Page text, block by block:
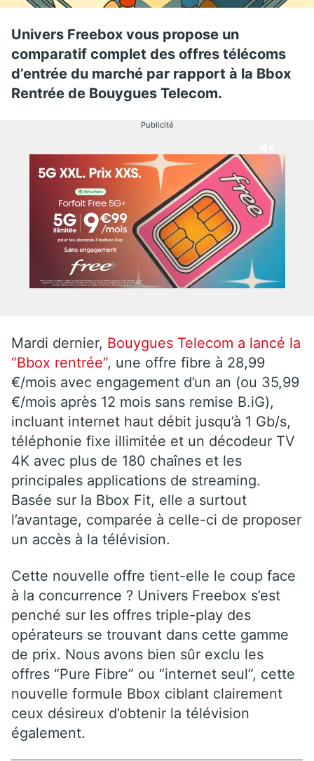
Univers Freebox vous propose un
comparatif complet des offres télécoms
d’entrée du marché par rapport à la Bbox
Rentrée de Bouygues Telecom.
Publicité
Mardi dernier, Bouygues Telecom a lancé la
“Bbox rentrée”, une offre fibre à 28,99
€/mois avec engagement d’un an (ou 35,99
€/mois après 12 mois sans remise B.iG),
incluant internet haut débit jusqu’à 1 Gb/s,
téléphonie fixe illimitée et un décodeur TV
4K avec plus de 180 chaînes et les
principales applications de streaming.
Basée sur la Bbox Fit, elle a surtout
l’avantage, comparée à celle-ci de proposer
un accès à la télévision.
Cette nouvelle offre tient-elle le coup face
à la concurrence ? Univers Freebox s’est
penché sur les offres triple-play des
opérateurs se trouvant dans cette gamme
de prix. Nous avons bien sûr exclu les
offres “Pure Fibre” ou “internet seul”, cette
nouvelle formule Bbox ciblant clairement
ceux désireux d’obtenir la télévision
également.